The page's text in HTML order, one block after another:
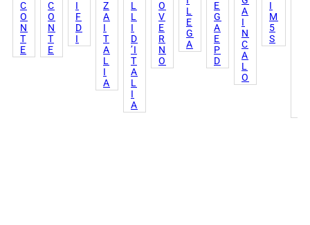
C
O
N
T
E
C
O
N
T
E
I
F
D
I
Z
A
I
T
A
L
I
A
L
L
I
D
’I
T
A
L
I
A
O
V
E
R
N
O
L
E
G
A
E
G
A
E
P
D
A
I
N
C
A
L
O
I
M
5
S